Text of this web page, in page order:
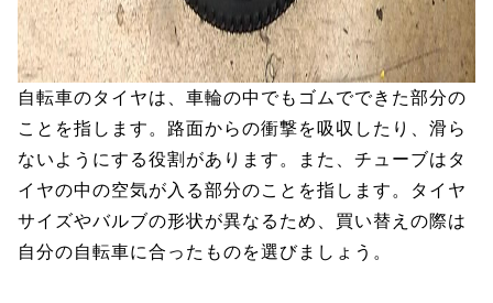
自転車のタイヤは、車輪の中でもゴムでできた部分の
ことを指します。路面からの衝撃を吸収したり、滑ら
ないようにする役割があります。また、チューブはタ
イヤの中の空気が入る部分のことを指します。タイヤ
サイズやバルブの形状が異なるため、買い替えの際は
自分の自転車に合ったものを選びましょう。